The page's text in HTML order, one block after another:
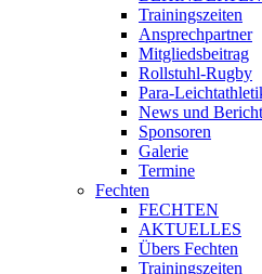
Trainingszeiten
Ansprechpartner
Mitgliedsbeitrag
Rollstuhl-Rugby
Para-
News und
Sponsoren
Galerie
Termine
Fechten
FECHTEN
AKTUELLES
Übers Fechten
Trainingszeiten